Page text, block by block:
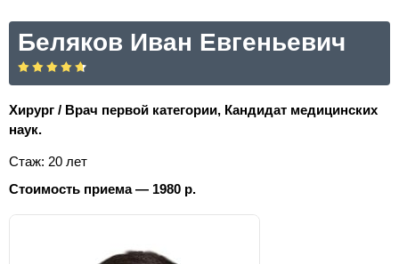
Беляков Иван Евгеньевич
Хирург / Врач первой категории, Кандидат медицинских
наук.
Стаж: 20 лет
Стоимость приема — 1980 р.